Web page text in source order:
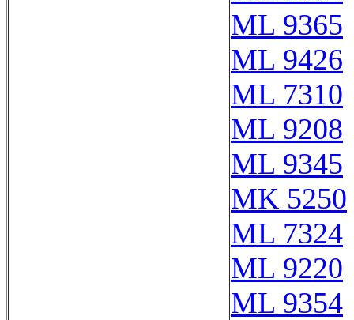
ML 9365
ML 9426
ML 7310
ML 9208
ML 9345
MK 5250
ML 7324
ML 9220
ML 9354